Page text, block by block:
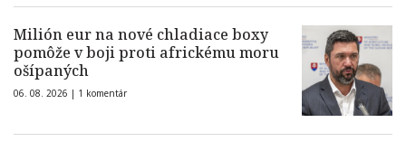
Milión eur na nové chladiace boxy
pomôže v boji proti africkému moru
ošípaných
06. 08. 2026 | 1 komentár